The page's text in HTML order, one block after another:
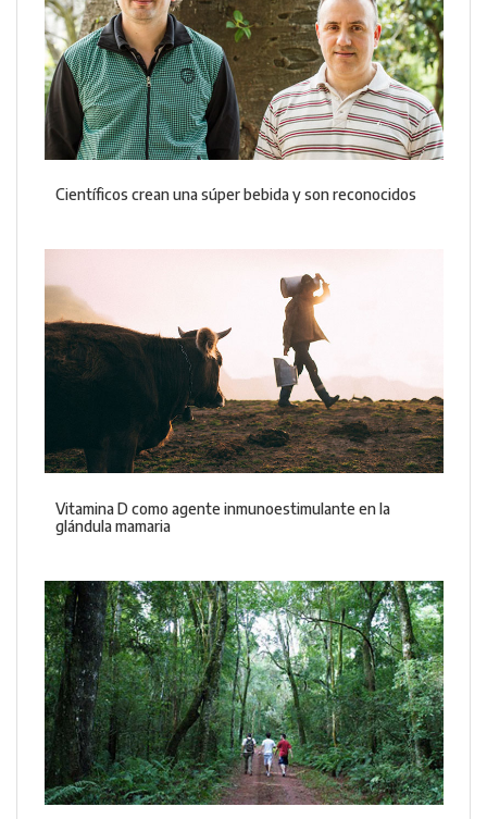
Científicos crean una súper bebida y son reconocidos
Vitamina D como agente inmunoestimulante en la
glándula mamaria